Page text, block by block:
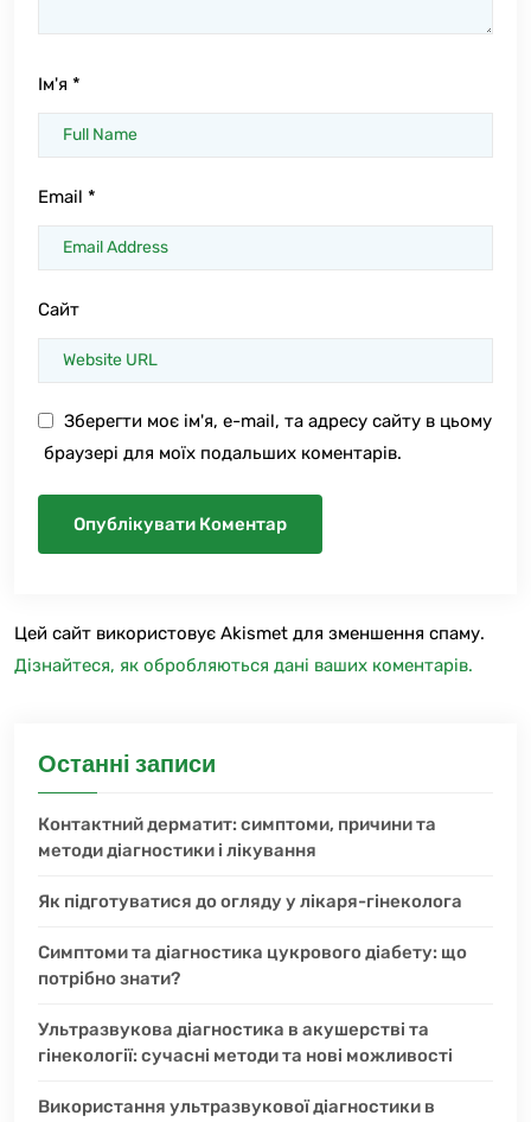
Ім'я *
Email *
Сайт
Зберегти моє ім'я, e-mail, та адресу сайту в цьому
браузері для моїх подальших коментарів.
Цей сайт використовує Akismet для зменшення спаму.
Дізнайтеся, як обробляються дані ваших коментарів.
Останні записи
Контактний дерматит: симптоми, причини та
методи діагностики і лікування
Як підготуватися до огляду у лікаря-гінеколога
Симптоми та діагностика цукрового діабету: що
потрібно знати?
Ультразвукова діагностика в акушерстві та
гінекології: сучасні методи та нові можливості
Використання ультразвукової діагностики в